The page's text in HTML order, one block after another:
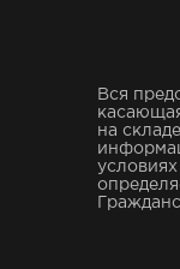
Вся
на